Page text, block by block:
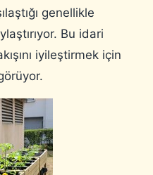
genellikle
Bu idari
iyileştirmek için